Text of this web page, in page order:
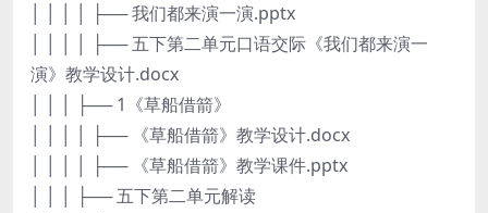
│ │ │ │ ├── 我们都来演一演.pptx
│ │ │ │ ├── 五下第二单元口语交际《我们都来演一
演》教学设计.docx
│ │ │ ├── 1《草船借箭》
│ │ │ │ ├── 《草船借箭》教学设计.docx
│ │ │ │ ├── 《草船借箭》教学课件.pptx
│ │ │ ├── 五下第二单元解读